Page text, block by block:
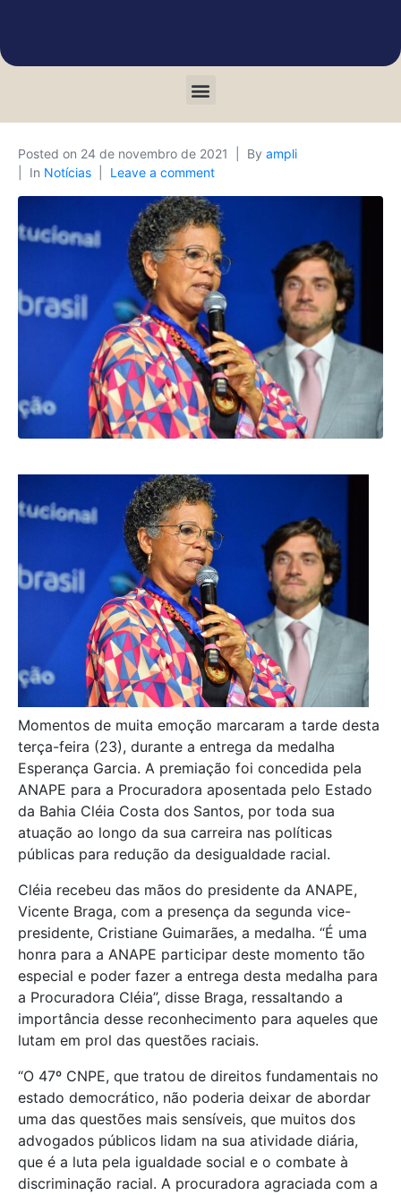
Posted on 24 de novembro de 2021 By ampli
In Notícias Leave a comment
Momentos de muita emoção marcaram a tarde desta
terça-feira (23), durante a entrega da medalha
Esperança Garcia. A premiação foi concedida pela
ANAPE para a Procuradora aposentada pelo Estado
da Bahia Cléia Costa dos Santos, por toda sua
atuação ao longo da sua carreira nas políticas
públicas para redução da desigualdade racial.
Cléia recebeu das mãos do presidente da ANAPE,
Vicente Braga, com a presença da segunda vice-
presidente, Cristiane Guimarães, a medalha. “É uma
honra para a ANAPE participar deste momento tão
especial e poder fazer a entrega desta medalha para
a Procuradora Cléia”, disse Braga, ressaltando a
importância desse reconhecimento para aqueles que
lutam em prol das questões raciais.
“O 47º CNPE, que tratou de direitos fundamentais no
estado democrático, não poderia deixar de abordar
uma das questões mais sensíveis, que muitos dos
advogados públicos lidam na sua atividade diária,
que é a luta pela igualdade social e o combate à
discriminação racial. A procuradora agraciada com a